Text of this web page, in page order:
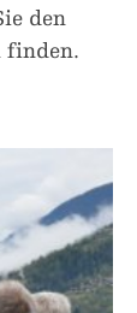
den
finden.